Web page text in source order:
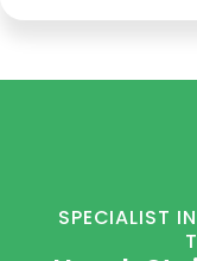
SPECIALIST